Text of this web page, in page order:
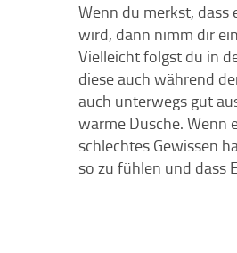
Wenn du merkst, dass
wird, dann nimm dir
Vielleicht folgst du in
diese auch während
auch unterwegs gut
warme Dusche. Wenn
schlechtes Gewissen
so zu fühlen und dass